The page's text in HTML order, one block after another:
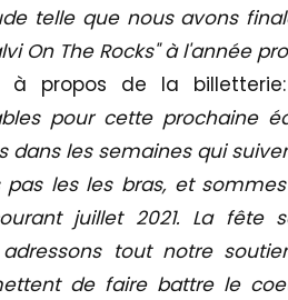
telle que nous avons
On The Rocks" à l'année
à propos de la
pour cette prochaine
dans les semaines qui
pas les les bras, et
juillet 2021. La fête
adressons tout notre
de faire battre le